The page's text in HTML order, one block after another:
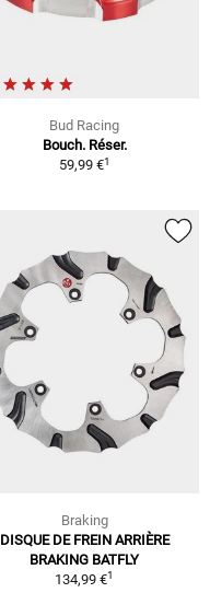
Bud Racing
Bouch. Réser.
59,99 €1
Braking
DISQUE DE FREIN ARRIÈRE
BRAKING BATFLY
134,99 €1